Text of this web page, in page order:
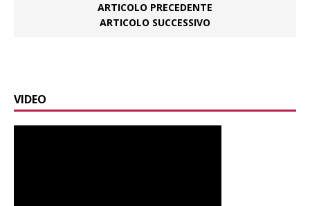
ARTICOLO PRECEDENTE
ARTICOLO SUCCESSIVO
VIDEO